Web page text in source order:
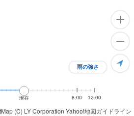
(C) LY Corporation Yahoo!地図ガイドライン
雨の強さ
現在 8:00 12:00